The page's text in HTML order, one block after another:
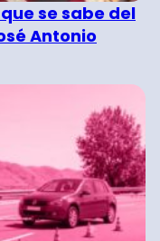
se sabe del
Antonio